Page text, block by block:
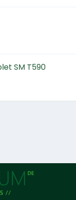
SM T590